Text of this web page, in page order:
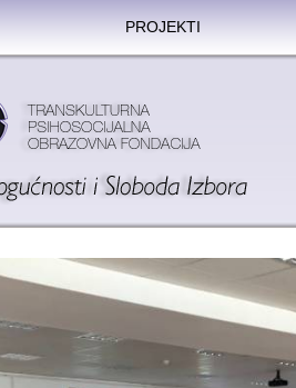
PROJEKTI